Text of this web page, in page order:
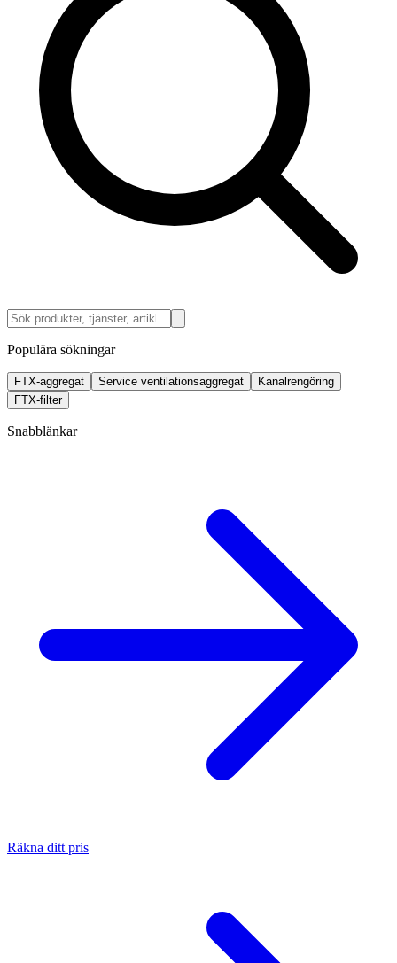
Populära sökningar
FTX-aggregat Service ventilationsaggregat
Kanalrengöring
FTX-filter
Snabblänkar
Räkna ditt pris